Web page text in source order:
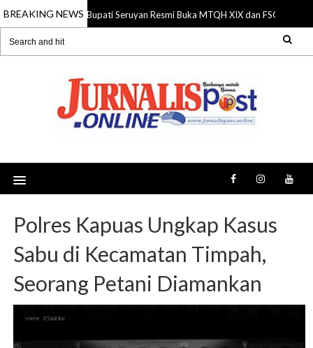
BREAKING NEWS
06 Aug 2026 Bupati Seruyan Resmi Buka MTQH XIX dan FSQ
Polres Kapuas Ungkap Kasus
Sabu di Kecamatan Timpah,
Seorang Petani Diamankan